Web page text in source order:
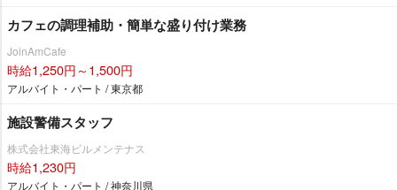
カフェの調理補助・簡単な盛り付け業務
JoinAmCafe
時給1,250円～1,500円
アルバイト・パート / 東京都
施設警備スタッフ
株式会社東海ビルメンテナス
時給1,230円
アルバイト・パート / 神奈川県